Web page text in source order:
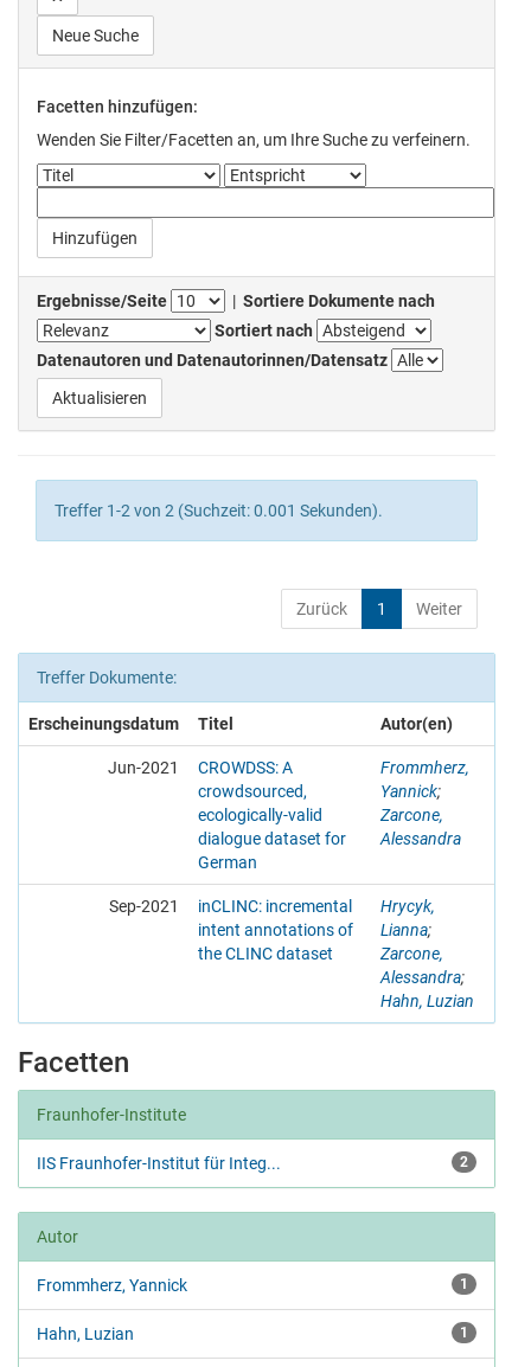
Neue Suche
Facetten hinzufügen:
Wenden Sie Filter/Facetten an, um Ihre Suche zu verfeinern.
Ergebnisse/Seite | Sortiere Dokumente nach
Sortiert nach
Datenautoren und Datenautorinnen/Datensatz
Treffer 1-2 von 2 (Suchzeit: 0.001 Sekunden).
Zurück 1 Weiter
Treffer Dokumente:
Erscheinungsdatum Titel Autor(en)
Jun-2021
CROWDSS: A
crowdsourced,
ecologically-valid
dialogue dataset for
German
Frommherz,
Yannick;
Zarcone,
Alessandra
Sep-2021
inCLINC: incremental
intent annotations of
the CLINC dataset
Hrycyk,
Lianna;
Zarcone,
Alessandra;
Hahn, Luzian
Facetten
Fraunhofer-Institute
2
IIS Fraunhofer-Institut für Integ...
Autor
1
Frommherz, Yannick
1
Hahn, Luzian